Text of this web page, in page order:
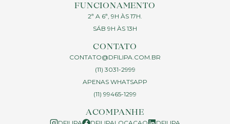
FUNCIONAMENTO
2ª A 6ª, 9H ÀS 17H.
SÁB 9H ÀS 13H
CONTATO
CONTATO@DFILIPA.COM.BR
(11) 3031-2999
APENAS WHATSAPP
(11) 99465-1299
ACOMPANHE